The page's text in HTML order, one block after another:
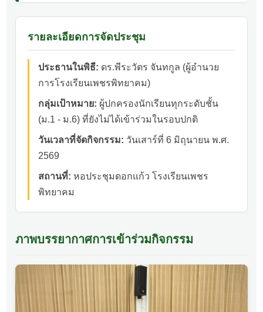
รายละเอียดการจัดประชุม
ประธานในพิธี: ดร.พีระวัตร จันทกูล (ผู้อำนวย
การโรงเรียนเพชรพิทยาคม)
กลุ่มเป้าหมาย: ผู้ปกครองนักเรียนทุกระดับชั้น
(ม.1 - ม.6) ที่ยังไม่ได้เข้าร่วมในรอบปกติ
วันเวลาที่จัดกิจกรรม: วันเสาร์ที่ 6 มิถุนายน พ.ศ.
2569
สถานที่: หอประชุมดอกแก้ว โรงเรียนเพชร
พิทยาคม
ภาพบรรยากาศการเข้าร่วมกิจกรรม